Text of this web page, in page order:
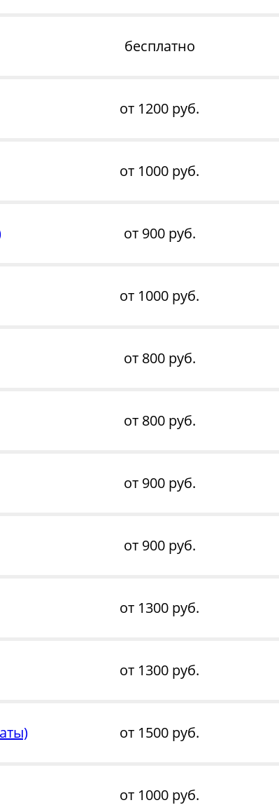
бесплатно
от 1200 руб.
от 1000 руб.
от 900 руб.
от 1000 руб.
от 800 руб.
от 800 руб.
от 900 руб.
от 900 руб.
от 1300 руб.
от 1300 руб.
от 1500 руб.
от 1000 руб.